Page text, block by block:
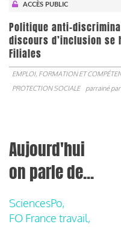
ACCÈS PUBLIC
Politique anti-
discours d’inclusion
Filiales
EMPLOI, FORMATION ET
PROTECTION SOCIALE
parrainé par
Aujourd'hui
on parle de...
SciencesPo,
FO France travail,